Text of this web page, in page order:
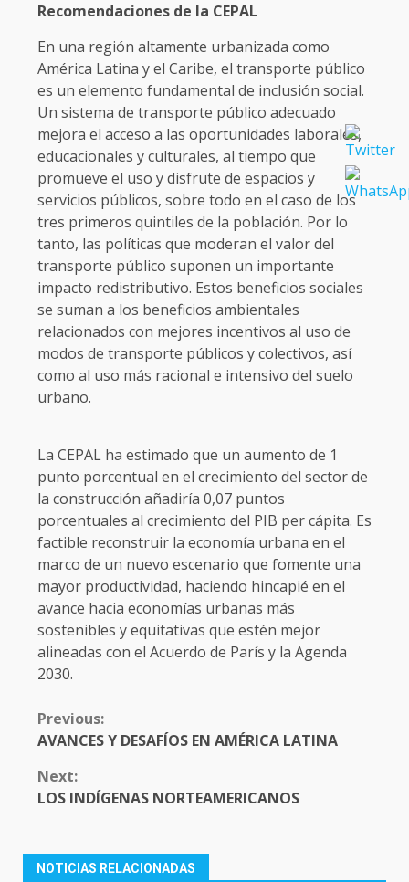
Recomendaciones de la CEPAL
En una región altamente urbanizada como
América Latina y el Caribe, el transporte público
es un elemento fundamental de inclusión social.
Un sistema de transporte público adecuado
mejora el acceso a las oportunidades laborales,
educacionales y culturales, al tiempo que
promueve el uso y disfrute de espacios y
servicios públicos, sobre todo en el caso de los
tres primeros quintiles de la población. Por lo
tanto, las políticas que moderan el valor del
transporte público suponen un importante
impacto redistributivo. Estos beneficios sociales
se suman a los beneficios ambientales
relacionados con mejores incentivos al uso de
modos de transporte públicos y colectivos, así
como al uso más racional e intensivo del suelo
urbano.
La CEPAL ha estimado que un aumento de 1
punto porcentual en el crecimiento del sector de
la construcción añadiría 0,07 puntos
porcentuales al crecimiento del PIB per cápita. Es
factible reconstruir la economía urbana en el
marco de un nuevo escenario que fomente una
mayor productividad, haciendo hincapié en el
avance hacia economías urbanas más
sostenibles y equitativas que estén mejor
alineadas con el Acuerdo de París y la Agenda
2030.
CONTINUE
READING
Previous:
AVANCES Y DESAFÍOS EN AMÉRICA LATINA
Next:
LOS INDÍGENAS NORTEAMERICANOS
NOTICIAS RELACIONADAS